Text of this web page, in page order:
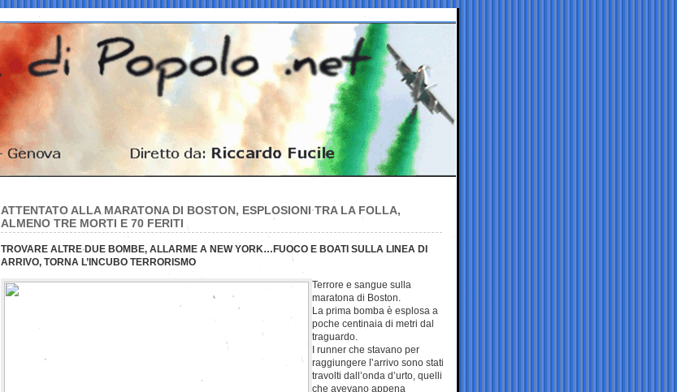
ATTENTATO ALLA MARATONA DI BOSTON, ESPLOSIONI TRA LA FOLLA,
ALMENO TRE MORTI E 70 FERITI
TROVARE ALTRE DUE BOMBE, ALLARME A NEW YORK…FUOCO E BOATI SULLA LINEA DI
ARRIVO, TORNA L’INCUBO TERRORISMO
Terrore e sangue sulla
maratona di Boston.
La prima bomba è esplosa a
poche centinaia di metri dal
traguardo.
I runner che stavano per
raggiungere l’arrivo sono stati
travolti dall’onda d’urto, quelli
che avevano appena